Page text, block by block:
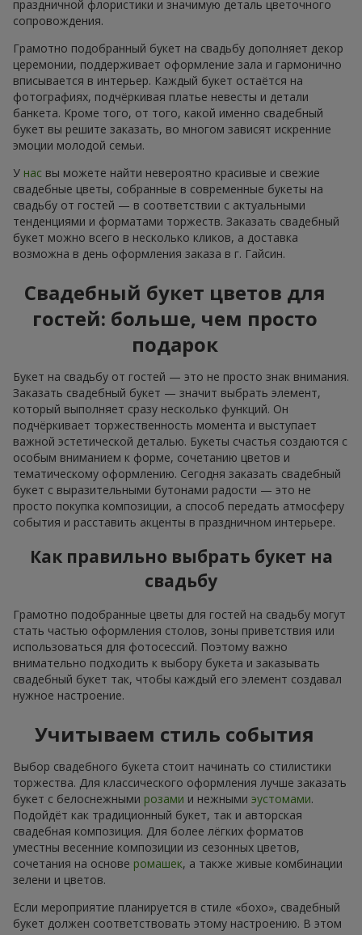
праздничной флористики и значимую деталь цветочного
сопровождения.
Грамотно подобранный букет на свадьбу дополняет декор
церемонии, поддерживает оформление зала и гармонично
вписывается в интерьер. Каждый букет остаётся на
фотографиях, подчёркивая платье невесты и детали
банкета. Кроме того, от того, какой именно свадебный
букет вы решите заказать, во многом зависят искренние
эмоции молодой семьи.
У нас вы можете найти невероятно красивые и свежие
свадебные цветы, собранные в современные букеты на
свадьбу от гостей — в соответствии с актуальными
тенденциями и форматами торжеств. Заказать свадебный
букет можно всего в несколько кликов, а доставка
возможна в день оформления заказа в г. Гайсин.
Свадебный букет цветов для
гостей: больше, чем просто
подарок
Букет на свадьбу от гостей — это не просто знак внимания.
Заказать свадебный букет — значит выбрать элемент,
который выполняет сразу несколько функций. Он
подчёркивает торжественность момента и выступает
важной эстетической деталью. Букеты счастья создаются с
особым вниманием к форме, сочетанию цветов и
тематическому оформлению. Сегодня заказать свадебный
букет с выразительными бутонами радости — это не
просто покупка композиции, а способ передать атмосферу
события и расставить акценты в праздничном интерьере.
Как правильно выбрать букет на
свадьбу
Грамотно подобранные цветы для гостей на свадьбу могут
стать частью оформления столов, зоны приветствия или
использоваться для фотосессий. Поэтому важно
внимательно подходить к выбору букета и заказывать
свадебный букет так, чтобы каждый его элемент создавал
нужное настроение.
Учитываем стиль события
Выбор свадебного букета стоит начинать со стилистики
торжества. Для классического оформления лучше заказать
букет с белоснежными розами и нежными эустомами.
Подойдёт как традиционный букет, так и авторская
свадебная композиция. Для более лёгких форматов
уместны весенние композиции из сезонных цветов,
сочетания на основе ромашек, а также живые комбинации
зелени и цветов.
Если мероприятие планируется в стиле «бохо», свадебный
букет должен соответствовать этому настроению. В этом